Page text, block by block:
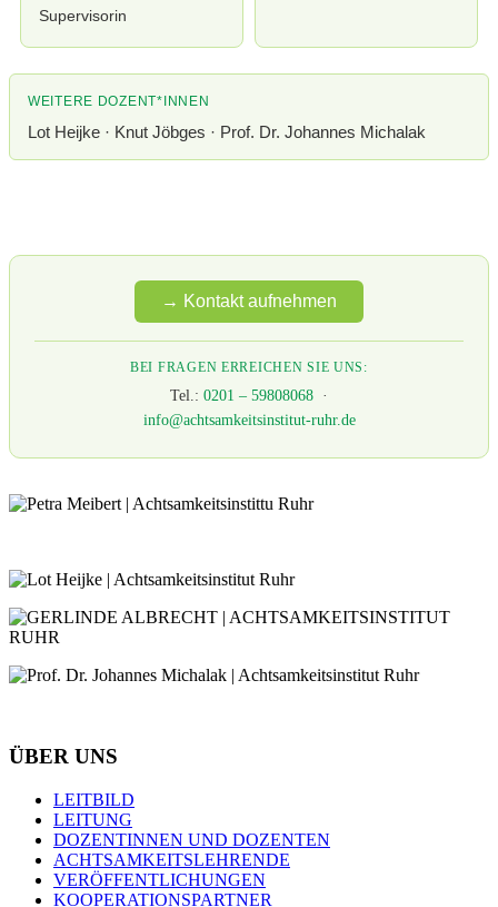
Supervisorin
WEITERE DOZENT*INNEN
Lot Heijke · Knut Jöbges · Prof. Dr. Johannes Michalak
→ Kontakt aufnehmen
BEI FRAGEN ERREICHEN SIE UNS:
Tel.: 0201 – 59808068 ·
info@achtsamkeitsinstitut-ruhr.de
ÜBER UNS
LEITBILD
LEITUNG
DOZENTINNEN UND DOZENTEN
ACHTSAMKEITSLEHRENDE
VERÖFFENTLICHUNGEN
KOOPERATIONSPARTNER